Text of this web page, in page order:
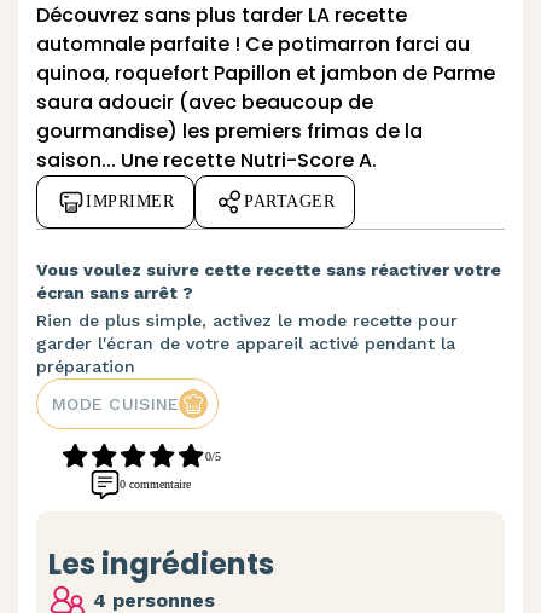
Découvrez sans plus tarder LA recette
automnale parfaite ! Ce potimarron farci au
quinoa, roquefort Papillon et jambon de Parme
saura adoucir (avec beaucoup de
gourmandise) les premiers frimas de la
saison... Une recette Nutri-Score A.
IMPRIMER PARTAGER
Vous voulez suivre cette recette sans réactiver votre
écran sans arrêt ?
Rien de plus simple, activez le mode recette pour
garder l'écran de votre appareil activé pendant la
préparation
MODE CUISINE
0/5
0 commentaire
Les ingrédients
4 personnes